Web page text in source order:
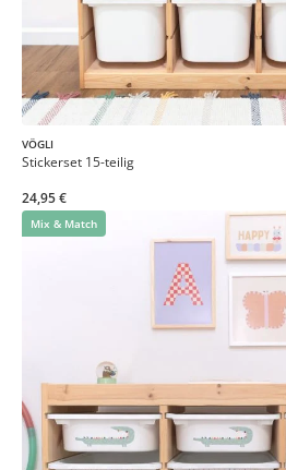
VÖGLI
Stickerset 15-teilig
24,95 €
Mix & Match